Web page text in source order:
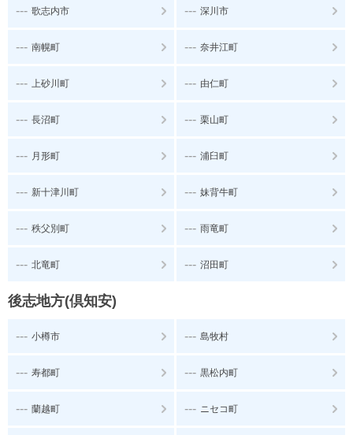
--- 歌志内市 --- 深川市
--- 南幌町 --- 奈井江町
--- 上砂川町 --- 由仁町
--- 長沼町 --- 栗山町
--- 月形町 --- 浦臼町
--- 新十津川町 --- 妹背牛町
--- 秩父別町 --- 雨竜町
--- 北竜町 --- 沼田町
後志地方(倶知安)
--- 小樽市 --- 島牧村
--- 寿都町 --- 黒松内町
--- 蘭越町 --- ニセコ町